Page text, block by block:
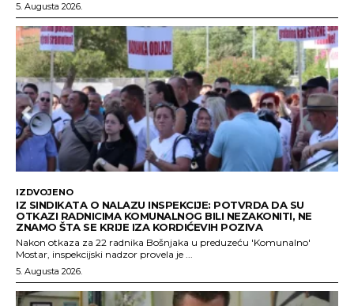
5. Augusta 2026.
IZDVOJENO
IZ SINDIKATA O NALAZU INSPEKCIJE: POTVRDA DA SU
OTKAZI RADNICIMA KOMUNALNOG BILI NEZAKONITI, NE
ZNAMO ŠTA SE KRIJE IZA KORDIĆEVIH POZIVA
Nakon otkaza za 22 radnika Bošnjaka u preduzeću 'Komunalno'
Mostar, inspekcijski nadzor provela je ...
5. Augusta 2026.